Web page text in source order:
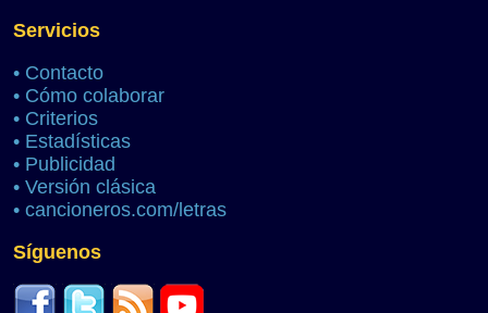
Servicios
• Contacto
• Cómo colaborar
• Criterios
• Estadísticas
• Publicidad
• Versión clásica
• cancioneros.com/letras
Síguenos